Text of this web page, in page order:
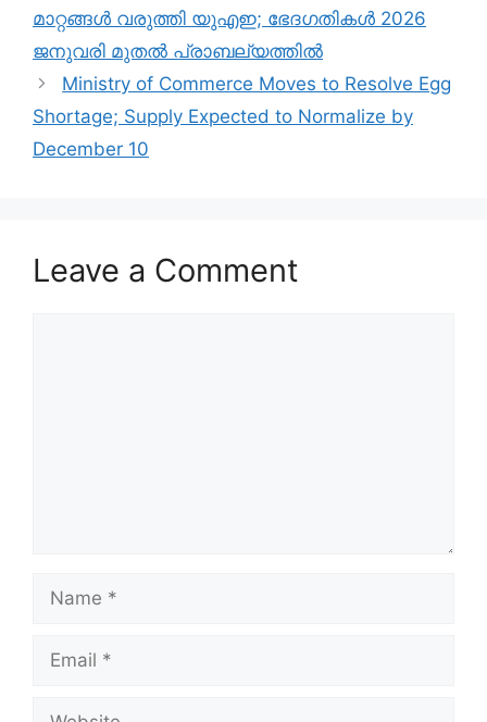
മാറ്റങ്ങൾ വരുത്തി യുഎഇ; ഭേദ​ഗതികൾ 2026
ജനുവരി മുതൽ പ്രാബല്യത്തിൽ
Ministry of Commerce Moves to Resolve Egg
Shortage; Supply Expected to Normalize by
December 10
Leave a Comment